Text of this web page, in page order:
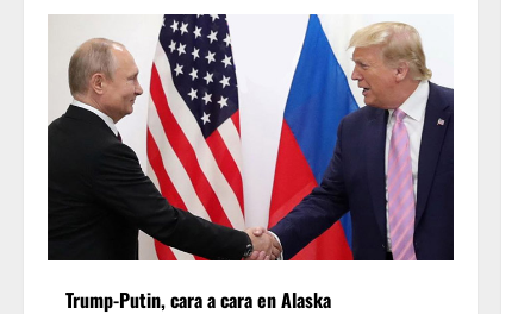
Trump-Putin, cara a cara en Alaska